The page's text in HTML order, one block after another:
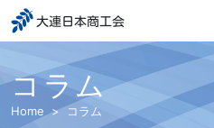
大連日本商工会
コラム
Home コラム